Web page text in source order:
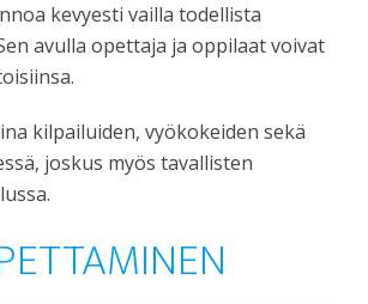
kevyesti vailla todellista
avulla opettaja ja oppilaat voivat
kilpailuiden, vyökokeiden sekä
joskus myös tavallisten